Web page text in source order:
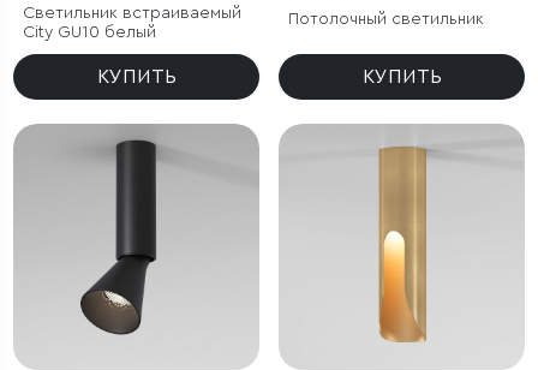
Светильник встраиваемый
City GU10 белый
КУПИТЬ
Потолочный светильник
КУПИТЬ